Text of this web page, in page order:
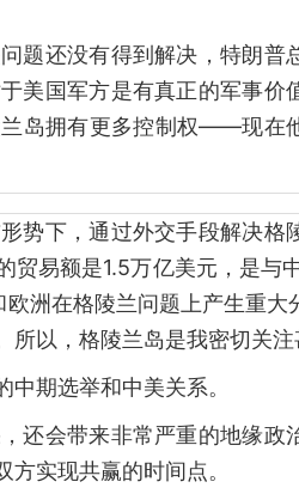
题还没有得到解决，特朗普
美国军方是有真正的军事价
兰岛拥有更多控制权——现
势下，通过外交手段解决格
易额是1.5万亿美元，是与
洲在格陵兰问题上产生重大
以，格陵兰岛是我密切关注
期选举和中美关系。
还会带来非常严重的地缘政
实现共赢的时间点。